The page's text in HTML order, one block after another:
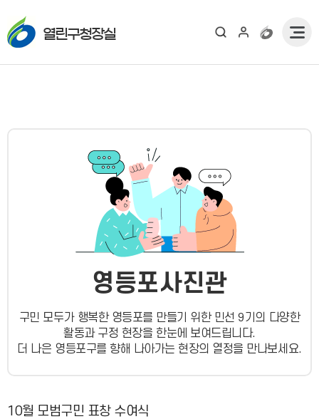
열린구청장실
영등포사진관
구민 모두가 행복한 영등포를 만들기 위한 민선 9기의 다양한
활동과 구정 현장을 한눈에 보여드립니다.
더 나은 영등포구를 향해 나아가는 현장의 열정을 만나보세요.
10월 모범구민 표창 수여식